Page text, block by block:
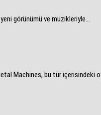
görünümü ve müzikleriyle...
Machines, bu tür içerisindeki